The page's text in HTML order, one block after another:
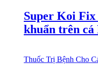
Super Koi
khuẩn trên cá
Thuốc Trị Bệnh Cho